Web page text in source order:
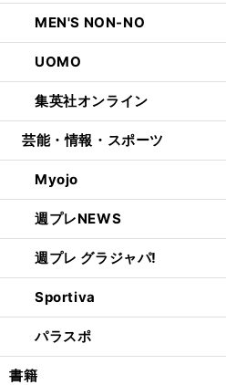
MEN'S NON-NO
UOMO
集英社オンライン
芸能・情報・スポーツ
Myojo
週プレNEWS
週プレ グラジャパ!
Sportiva
パラスポ
書籍